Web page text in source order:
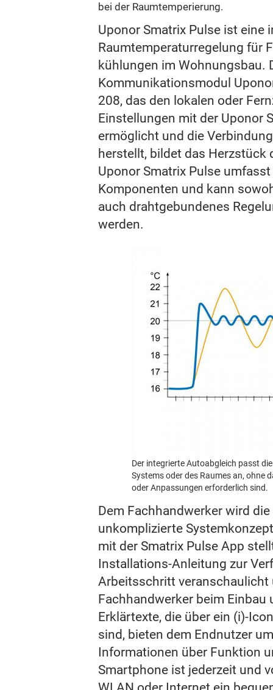
bei der Raumtemperierung.
Uponor Smatrix Pulse ist eine
Raumtemperaturregelung für
kühlungen im Wohnungsbau.
Kommunikationsmodul
208, das den lokalen oder
Einstellungen mit der Uponor
ermöglicht und die
herstellt, bildet das Herzstück
Uponor Smatrix Pulse
Komponenten und kann
auch drahtgebundenes
werden.
Der integrierte Autoabgleich passt
Systems oder des Raumes an, ohne
oder Anpassungen erforderlich sind.
Dem Fachhandwerker wird
unkomplizierte
mit der Smatrix Pulse App
Installations-Anleitung zur
Arbeitsschritt veranschaulicht
Fachhandwerker beim
Erklärtexte, die über ein (i)-
sind, bieten dem Endnutzer
Informationen über Funktion
Smartphone ist jederzeit und